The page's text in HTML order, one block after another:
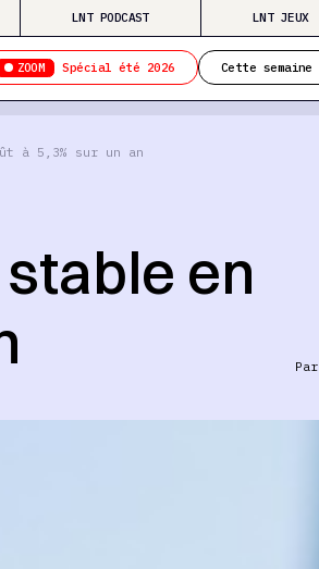
LNT PODCAST LNT JEUX
ZOOM Spécial été 2026 Cette semaine
à 5,3% sur un an
en
Par